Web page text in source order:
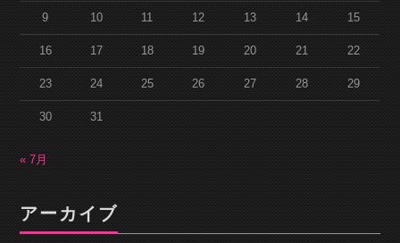
9 10 11 12 13 14 15
16 17 18 19 20 21 22
23 24 25 26 27 28 29
30 31
« 7月
アーカイブ